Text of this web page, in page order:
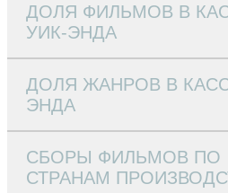
ДОЛЯ ФИЛЬМОВ В
УИК-ЭНДА
ДОЛЯ ЖАНРОВ В
ЭНДА
СБОРЫ ФИЛЬМОВ ПО
СТРАНАМ